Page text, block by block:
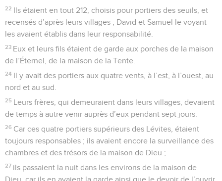
22 Ils étaient en tout 212, choisis pour portiers des seuils, et
recensés d’après leurs villages ; David et Samuel le voyant
les avaient établis dans leur responsabilité.
23 Eux et leurs fils étaient de garde aux porches de la maison
de l’Éternel, de la maison de la Tente.
24 Il y avait des portiers aux quatre vents, à l’est, à l’ouest, au
nord et au sud.
25 Leurs frères, qui demeuraient dans leurs villages, devaient
de temps à autre venir auprès d’eux pendant sept jours.
26 Car ces quatre portiers supérieurs des Lévites, étaient
toujours responsables ; ils avaient encore la surveillance des
chambres et des trésors de la maison de Dieu ;
27 ils passaient la nuit dans les environs de la maison de
Dieu, car ils en avaient la garde ainsi que le devoir de l’ouvrir